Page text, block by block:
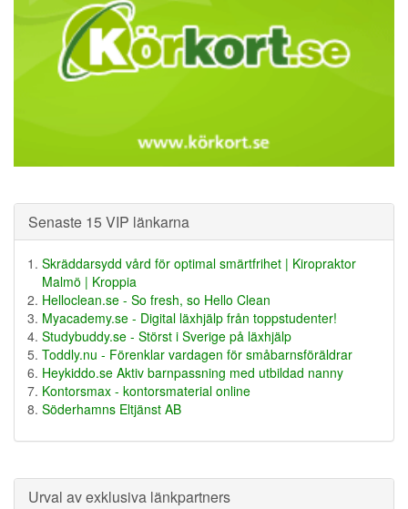
Senaste 15 VIP länkarna
Skräddarsydd vård för optimal smärtfrihet | Kiropraktor
Malmö | Kroppia
Helloclean.se - So fresh, so Hello Clean
Myacademy.se - Digital läxhjälp från toppstudenter!
Studybuddy.se - Störst i Sverige på läxhjälp
Toddly.nu - Förenklar vardagen för småbarnsföräldrar
Heykiddo.se Aktiv barnpassning med utbildad nanny
Kontorsmax - kontorsmaterial online
Söderhamns Eltjänst AB
Urval av exklusiva länkpartners